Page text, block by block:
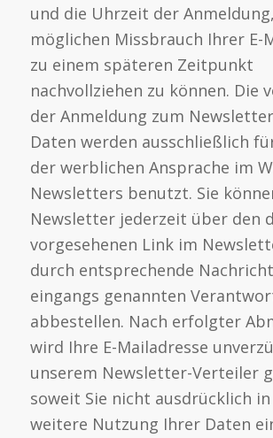
und die Uhrzeit der
möglichen Missbrauch Ihrer E-
zu einem späteren Zeitpunkt
nachvollziehen zu können. Die
der Anmeldung zum
Daten werden ausschließlich
der werblichen Ansprache im
Newsletters benutzt. Sie
Newsletter jederzeit über den
vorgesehenen Link im
durch entsprechende
eingangs genannten
abbestellen. Nach erfolgter
wird Ihre E-Mailadresse
unserem Newsletter-Verteiler
soweit Sie nicht ausdrücklich in
weitere Nutzung Ihrer Daten